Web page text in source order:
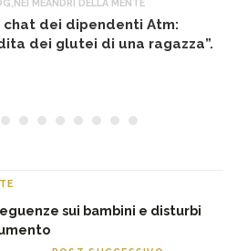
, NEI MEANDRI DELLA MENTE
chat dei dipendenti Atm:
dei glutei di una ragazza”.
sui bambini e disturbi